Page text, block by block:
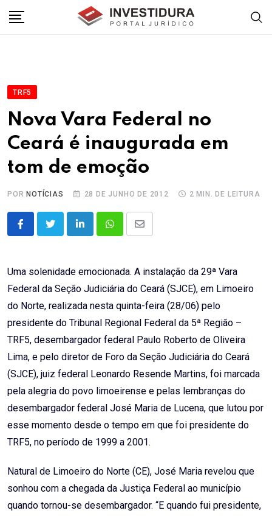
TRF5
Nova Vara Federal no
Ceará é inaugurada em
tom de emoção
POR NOTÍCIAS 28 DE JUNHO DE 2012 2 MIN. DE LEITURA
LinkedInWhatsappShare
Email
Uma solenidade emocionada. A instalação da 29ª Vara
Federal da Seção Judiciária do Ceará (SJCE), em Limoeiro
do Norte, realizada nesta quinta-feira (28/06) pelo
presidente do Tribunal Regional Federal da 5ª Região –
TRF5, desembargador federal Paulo Roberto de Oliveira
Lima, e pelo diretor de Foro da Seção Judiciária do Ceará
(SJCE), juiz federal Leonardo Resende Martins, foi marcada
pela alegria do povo limoeirense e pelas lembranças do
desembargador federal José Maria de Lucena, que lutou por
esse momento desde o tempo em que foi presidente do
TRF5, no período de 1999 a 2001.
Natural de Limoeiro do Norte (CE), José Maria revelou que
sonhou com a chegada da Justiça Federal ao município
quando tornou-se desembargador. “E quando fui presidente,